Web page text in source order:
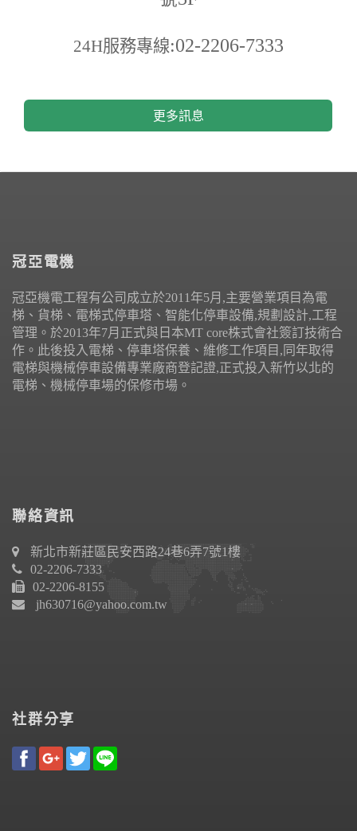
24H服務專線:02-2206-7333
更多訊息
冠亞電機
冠亞機電工程有公司成立於2011年5月,主要營業項目為電
梯、貨梯、電梯式停車塔、智能化停車設備,規劃設計,工程
管理。於2013年7月正式與日本MT core株式會社簽訂技術合
作。此後投入電梯、停車塔保養、維修工作項目,同年取得
電梯與機械停車設備專業廠商登記證,正式投入新竹以北的
電梯、機械停車場的保修市場。
聯絡資訊
新北市新莊區民安西路24巷6弄7號1樓
02-2206-7333
02-2206-8155
jh630716@yahoo.com.tw
社群分享